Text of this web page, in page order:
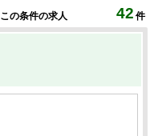
この条件の求人 42 件